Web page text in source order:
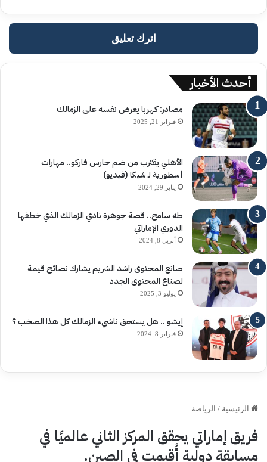
اترك تعليق
أحدث الأخبار
مصادر: كهربا يعرض نفسه على الزمالك
فبراير 21, 2025
الأهلي يقترب من ضم حارس فاركو.. مهارات
أسطورية لـ شيكا (فيديو)
يناير 29, 2024
طه سامح.. قصة جوهرة نادي الزمالك الذي خطفها
الدوري الإماراتي
أبريل 8, 2024
صانع المحتوى راشد الشريم يشارك نصائح قيمة
لصناع المحتوى الجدد
يوليو 3, 2025
إيشو .. هل يستحق ناشيء الزمالك كل هذا الصخب ؟
فبراير 8, 2024